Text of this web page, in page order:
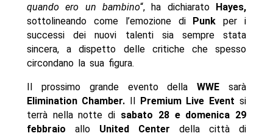
quando ero un bambino“, ha dichiarato
Hayes,
sottolineando come l’emozione di
Punk per i
successi dei nuovi talenti sia sempre stata
sincera, a dispetto delle critiche che spesso
circondano la sua figura.
Il prossimo grande evento dellaWWE sarà
Elimination Chamber.
Premium Live Event si
terrà nella notte di sabato 28 e domenica 29
febbraio alloUnited Center della città di